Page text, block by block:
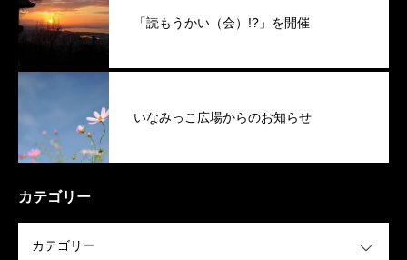
「読もうかい（会）!?」を開催
いなみっこ広場からのお知らせ
カテゴリー